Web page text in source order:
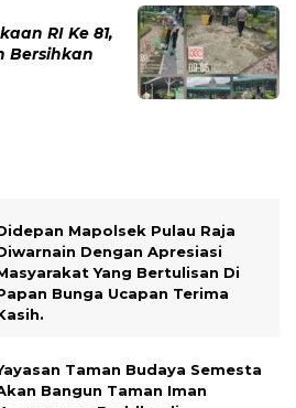
RI Ke 81,
Bersihkan
Mapolsek Pulau Raja
Dengan Apresiasi
Yang Bertulisan Di
Bunga Ucapan Terima
Taman Budaya Semesta
Bangun Taman Iman